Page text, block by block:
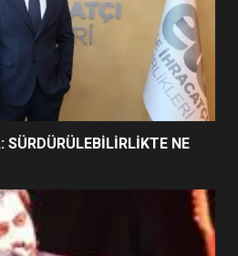
BELEDİYESPOR’DA
YÖNETİM NASIL
SÜRDÜRÜLEBİLİRLİKTE NE